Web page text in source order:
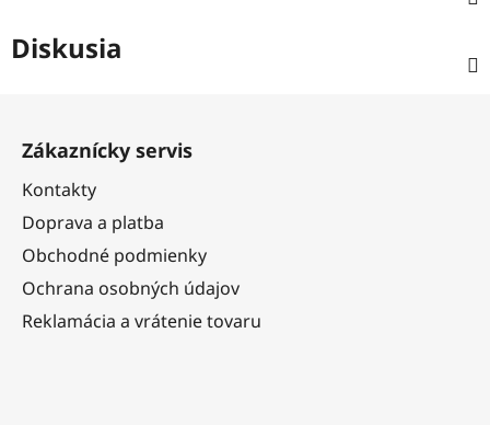
Diskusia
Zákaznícky servis
Kontakty
Doprava a platba
Obchodné podmienky
Ochrana osobných údajov
Reklamácia a vrátenie tovaru